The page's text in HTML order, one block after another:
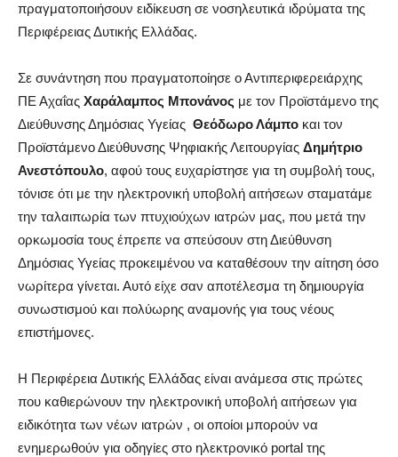
πραγματοποιήσουν ειδίκευση σε νοσηλευτικά ιδρύματα της
Περιφέρειας Δυτικής Ελλάδας.
Σε συνάντηση που πραγματοποίησε ο Αντιπεριφερειάρχης
ΠΕ Αχαΐας Χαράλαμπος Μπονάνος με τον Προϊστάμενο της
Διεύθυνσης Δημόσιας Υγείας Θεόδωρο Λάμπο και τον
Προϊστάμενο Διεύθυνσης Ψηφιακής Λειτουργίας Δημήτριο
Ανεστόπουλο, αφού τους ευχαρίστησε για τη συμβολή τους,
τόνισε ότι με την ηλεκτρονική υποβολή αιτήσεων σταματάμε
την ταλαιπωρία των πτυχιούχων ιατρών μας, που μετά την
ορκωμοσία τους έπρεπε να σπεύσουν στη Διεύθυνση
Δημόσιας Υγείας προκειμένου να καταθέσουν την αίτηση όσο
νωρίτερα γίνεται. Αυτό είχε σαν αποτέλεσμα τη δημιουργία
συνωστισμού και πολύωρης αναμονής για τους νέους
επιστήμονες.
Η Περιφέρεια Δυτικής Ελλάδας είναι ανάμεσα στις πρώτες
που καθιερώνουν την ηλεκτρονική υποβολή αιτήσεων για
ειδικότητα των νέων ιατρών , οι οποίοι μπορούν να
ενημερωθούν για οδηγίες στο ηλεκτρονικό portal της